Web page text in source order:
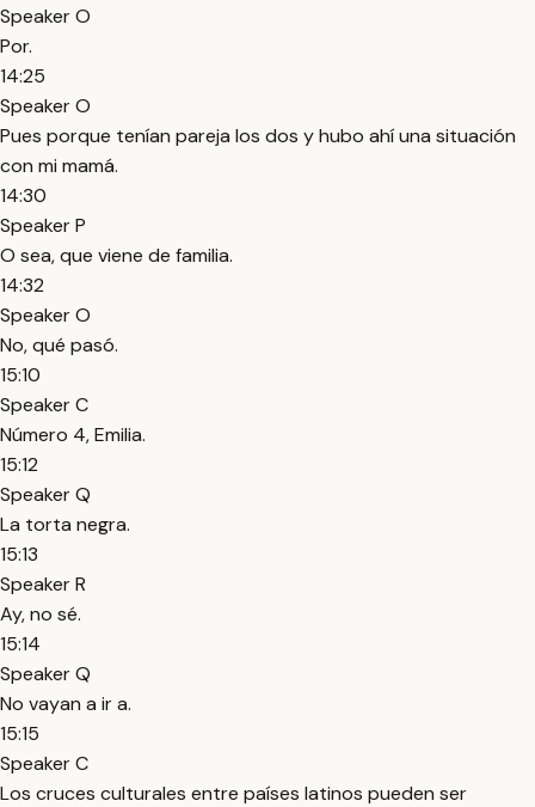
Speaker O
Por.
14:25
Speaker O
Pues porque tenían pareja los dos y hubo ahí una situación
con mi mamá.
14:30
Speaker P
O sea, que viene de familia.
14:32
Speaker O
No, qué pasó.
15:10
Speaker C
Número 4, Emilia.
15:12
Speaker Q
La torta negra.
15:13
Speaker R
Ay, no sé.
15:14
Speaker Q
No vayan a ir a.
15:15
Speaker C
Los cruces culturales entre países latinos pueden ser